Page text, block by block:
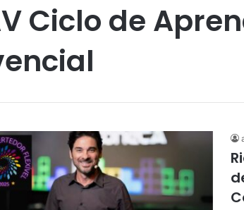
Ciclo de